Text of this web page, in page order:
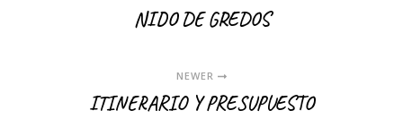
NIDO DE GREDOS
NEWER
ITINERARIO Y PRESUPUESTO